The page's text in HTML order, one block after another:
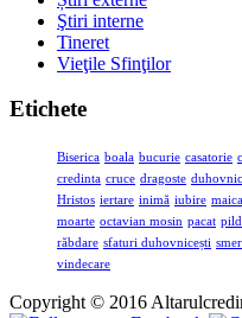
Ştiri interne
Tineret
Vieţile Sfinţilor
Etichete
Biserica boala bucurie casatorie
credinta cruce dragoste duhovnic
Hristos iertare inimă iubire
moarte octavian mosin pacat
răbdare sfaturi duhovnicești
vindecare
Copyright © 2016